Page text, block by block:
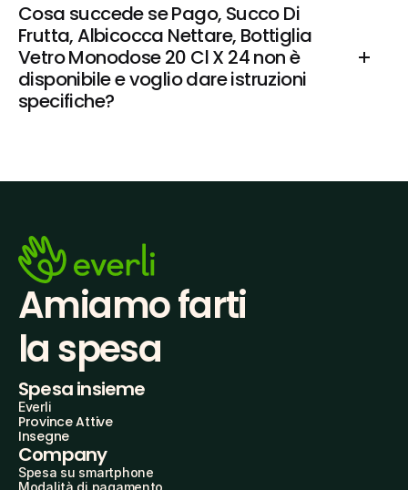
Cosa succede se Pago, Succo Di
Frutta, Albicocca Nettare, Bottiglia
Vetro Monodose 20 Cl X 24 non è
disponibile e voglio dare istruzioni
specifiche?
Amiamo farti
la spesa
Spesa insieme
Everli
Province Attive
Insegne
Company
Spesa su smartphone